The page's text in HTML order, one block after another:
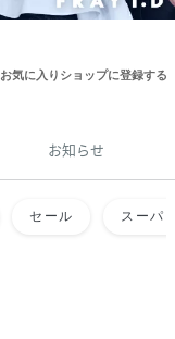
お気に入りショップに登録する
お知らせ
セール スーパ